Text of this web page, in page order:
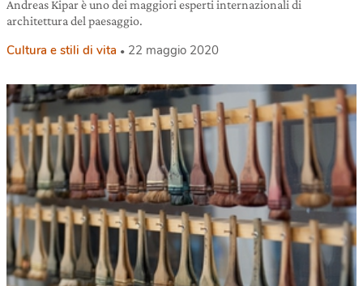
Andreas Kipar è uno dei maggiori esperti internazionali di
architettura del paesaggio.
Cultura e stili di vita 22 maggio 2020